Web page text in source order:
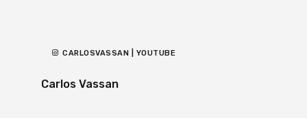
CARLOSVASSAN | YOUTUBE
Carlos Vassan